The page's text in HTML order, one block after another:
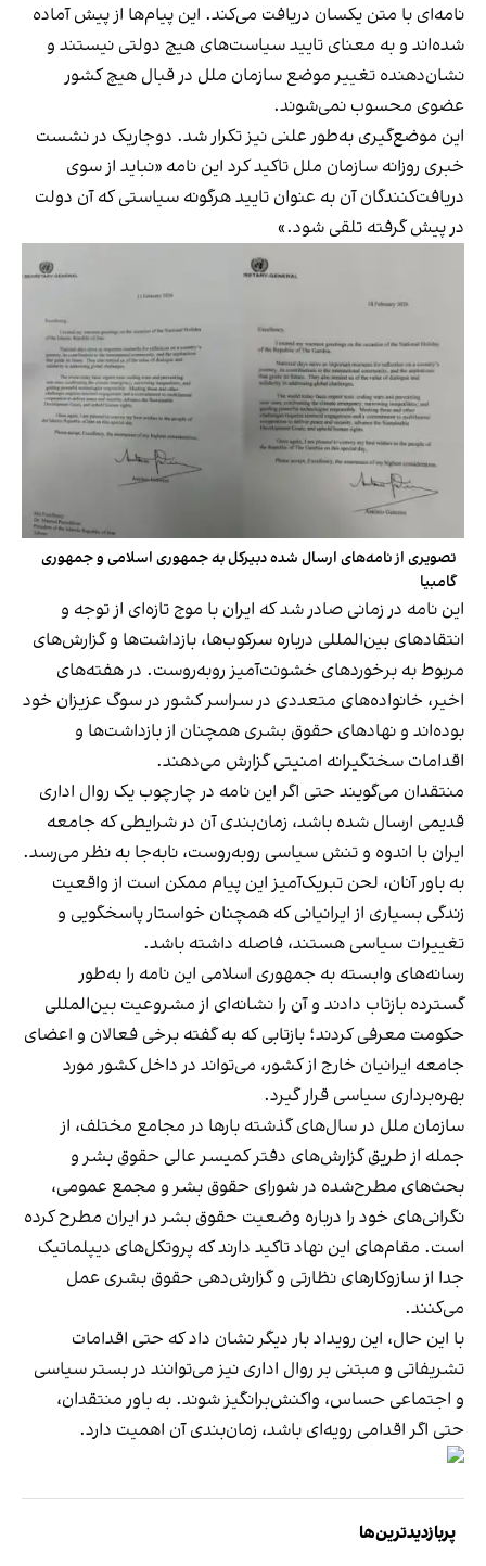
نامه‌ای با متن یکسان دریافت می‌کند. این پیام‌ها از پیش آماده
شده‌اند و به معنای تایید سیاست‌های هیچ دولتی نیستند و
نشان‌دهنده تغییر موضع سازمان ملل در قبال هیچ کشور
عضوی محسوب نمی‌شوند.
این موضع‌گیری به‌طور علنی نیز تکرار شد. دوجاریک در نشست
خبری روزانه سازمان ملل تاکید کرد این نامه «نباید از سوی
دریافت‌کنندگان آن به عنوان تایید هرگونه سیاستی که آن دولت
در پیش گرفته تلقی شود.»
تصویری از نامه‌های ارسال شده دبیرکل به جمهوری اسلامی و جمهوری
گامبیا
این نامه در زمانی صادر شد که ایران با موج تازه‌ای از توجه و
انتقادهای بین‌المللی درباره سرکوب‌ها، بازداشت‌ها و گزارش‌های
مربوط به برخوردهای خشونت‌آمیز روبه‌روست. در هفته‌های
اخیر، خانواده‌های متعددی در سراسر کشور در سوگ عزیزان خود
بوده‌اند و نهادهای حقوق بشری همچنان از بازداشت‌ها و
اقدامات سختگیرانه امنیتی گزارش می‌دهند.
منتقدان می‌گویند حتی اگر این نامه در چارچوب یک روال اداری
قدیمی ارسال شده باشد، زمان‌بندی آن در شرایطی که جامعه
ایران با اندوه و تنش سیاسی روبه‌روست، نابه‌جا به نظر می‌رسد.
به باور آنان، لحن تبریک‌آمیز این پیام ممکن است از واقعیت
زندگی بسیاری از ایرانیانی که همچنان خواستار پاسخگویی و
تغییرات سیاسی هستند، فاصله داشته باشد.
رسانه‌های وابسته به جمهوری اسلامی این نامه را به‌طور
گسترده بازتاب دادند و آن را نشانه‌ای از مشروعیت بین‌المللی
حکومت معرفی کردند؛ بازتابی که به گفته برخی فعالان و اعضای
جامعه ایرانیان خارج از کشور، می‌تواند در داخل کشور مورد
بهره‌برداری سیاسی قرار گیرد.
سازمان ملل در سال‌های گذشته بارها در مجامع مختلف، از
جمله از طریق گزارش‌های دفتر کمیسر عالی حقوق بشر و
بحث‌های مطرح‌شده در شورای حقوق بشر و مجمع عمومی،
نگرانی‌های خود را درباره وضعیت حقوق بشر در ایران مطرح کرده
است. مقام‌های این نهاد تاکید دارند که پروتکل‌های دیپلماتیک
جدا از سازوکارهای نظارتی و گزارش‌دهی حقوق بشری عمل
می‌کنند.
با این حال، این رویداد بار دیگر نشان داد که حتی اقدامات
تشریفاتی و مبتنی بر روال اداری نیز می‌توانند در بستر سیاسی
و اجتماعی حساس، واکنش‌برانگیز شوند. به باور منتقدان،
حتی اگر اقدامی رویه‌ای باشد، زمان‌بندی آن اهمیت دارد.
پربازدیدترین‌ها